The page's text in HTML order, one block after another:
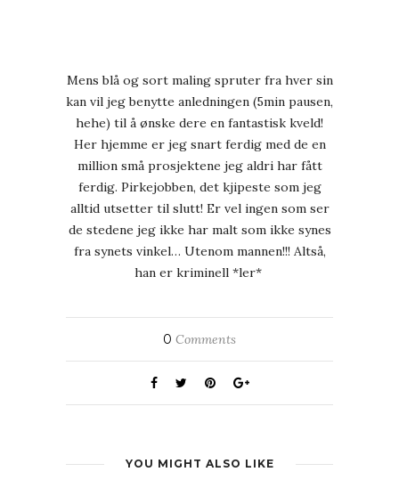
Mens blå og sort maling spruter fra hver sin
kan vil jeg benytte anledningen (5min pausen,
hehe) til å ønske dere en fantastisk kveld!
Her hjemme er jeg snart ferdig med de en
million små prosjektene jeg aldri har fått
ferdig. Pirkejobben, det kjipeste som jeg
alltid utsetter til slutt! Er vel ingen som ser
de stedene jeg ikke har malt som ikke synes
fra synets vinkel… Utenom mannen!!! Altså,
han er kriminell *ler*
0 Comments
YOU MIGHT ALSO LIKE